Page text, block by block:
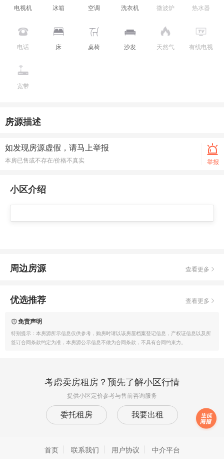
电视机 冰箱 空调 洗衣机 微波炉 热水器
电话 床 桌椅 沙发 天然气 有线电视
宽带
房源描述
举报
如发现房源虚假，请马上举报
本房已售或不存在/价格不真实
小区介绍
周边房源 查看更多
优选推荐 查看更多
免责声明
特别提示：本房源所示信息仅供参考，购房时请以该房屋档案登记信息，产权证信息以及所
签订合同条款约定为准，本房源公示信息不做为合同条款，不具有合同约束力。
考虑卖房租房？预先了解小区行情
提供小区定价参考与售前咨询服务
委托租房 我要出租
首页 联系我们 用户协议 中介平台